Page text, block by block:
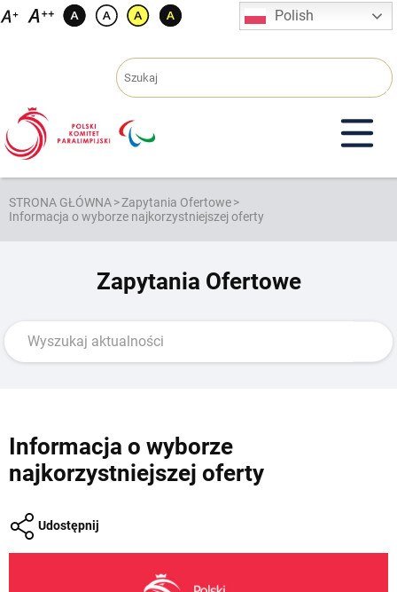
Przejdź
Polish
STRONA GŁÓWNA>Zapytania Ofertowe>
Informacja o wyborze najkorzystniejszej oferty
Zapytania Ofertowe
Informacja o wyborze
najkorzystniejszej oferty
Udostępnij